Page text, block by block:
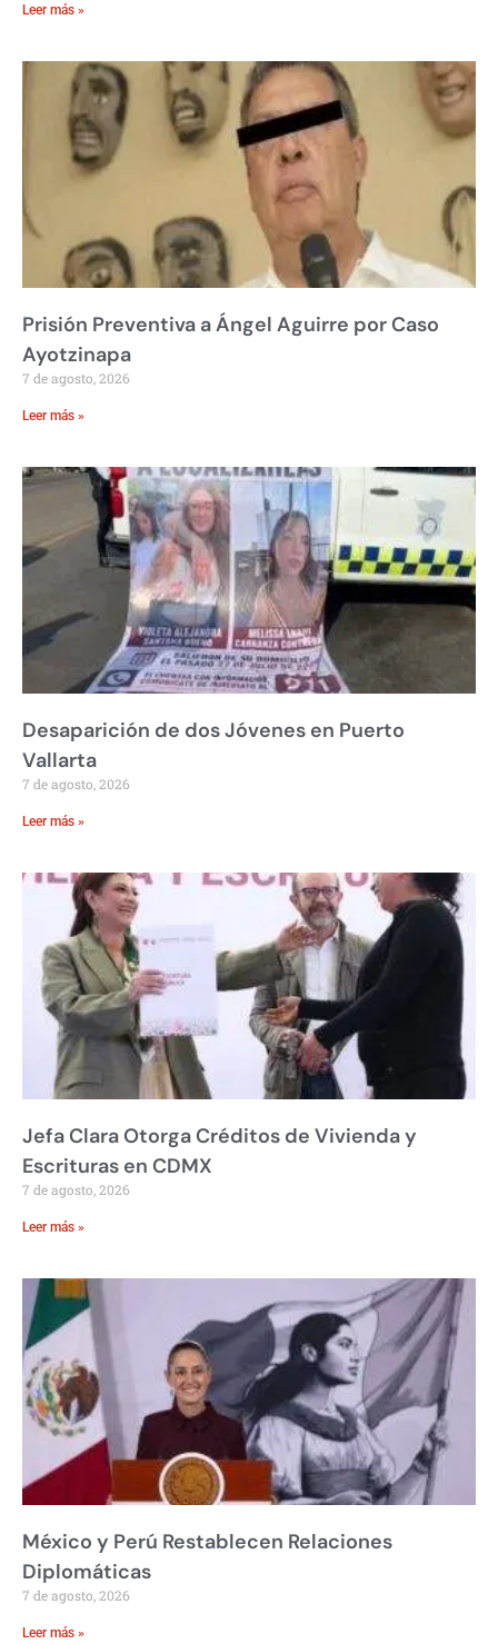
Leer más »
Prisión Preventiva a Ángel Aguirre por Caso
Ayotzinapa
7 de agosto, 2026
Leer más »
Desaparición de dos Jóvenes en Puerto
Vallarta
7 de agosto, 2026
Leer más »
Jefa Clara Otorga Créditos de Vivienda y
Escrituras en CDMX
7 de agosto, 2026
Leer más »
México y Perú Restablecen Relaciones
Diplomáticas
7 de agosto, 2026
Leer más »